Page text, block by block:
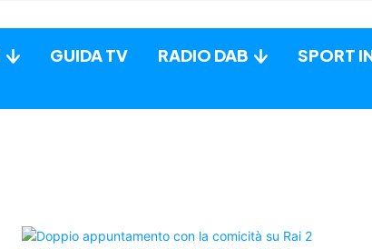
GUIDA TV RADIO DAB SPORT